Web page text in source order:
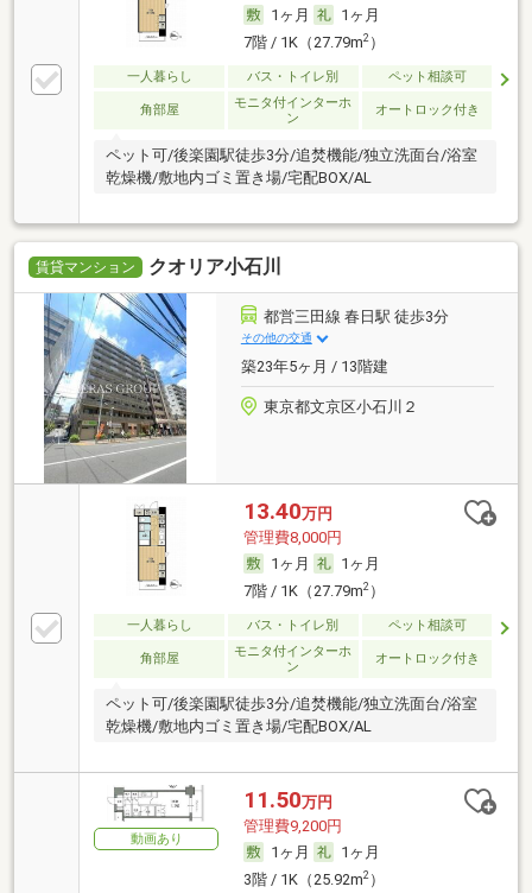
1ヶ月
1ヶ月
7階 / 1K（27.79m2）
一人暮らし バス・トイレ別 ペット相談可
角部屋
モニタ付インターホ
ン
オートロック付き
ペット可/後楽園駅徒歩3分/追焚機能/独立洗面台/浴室
乾燥機/敷地内ゴミ置き場/宅配BOX/AL
賃貸マンション クオリア小石川
都営三田線 春日駅 徒歩3分
その他の交通
築23年5ヶ月 / 13階建
東京都文京区小石川２
13.40万円
管理費8,000円
1ヶ月
1ヶ月
7階 / 1K（27.79m2）
一人暮らし バス・トイレ別 ペット相談可
角部屋
モニタ付インターホ
ン
オートロック付き
ペット可/後楽園駅徒歩3分/追焚機能/独立洗面台/浴室
乾燥機/敷地内ゴミ置き場/宅配BOX/AL
動画あり
11.50万円
管理費9,200円
1ヶ月
1ヶ月
3階 / 1K（25.92m2）